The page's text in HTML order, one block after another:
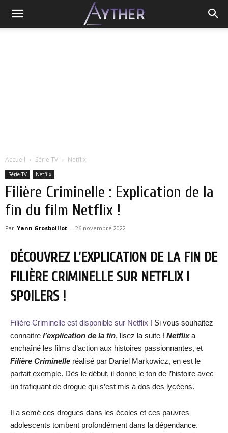
Accueil Série TV Netflix
Série TV Netflix
Filière Criminelle : Explication de la
fin du film Netflix !
Par Yann Grosboillot - 26 novembre 2022
DÉCOUVREZ L’EXPLICATION DE LA FIN DE
FILIÈRE CRIMINELLE SUR NETFLIX !
SPOILERS !
Filière Criminelle est disponible sur Netflix ! Si vous souhaitez
connaitre l’explication de la fin, lisez la suite ! Netflixa
enchaîné les films d’action aux histoires passionnantes, et
Filière Criminelle réalisé par Daniel Markowicz, en est le
parfait exemple. Dès le début, il donne le ton de l’histoire avec
un trafiquant de drogue qui s’est mis à dos des lycéens.
Il a semé ces drogues dans les écoles et ces pauvres
adolescents tombent profondément dans la dépendance.